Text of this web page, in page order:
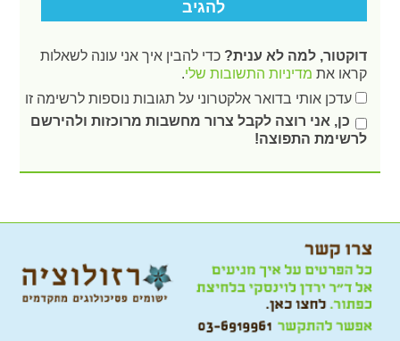
דוקטור, למה לא ענית? כדי להבין איך אני עונה לשאלות
קראו את מדיניות התשובות שלי.
עדכן אותי בדואר אלקטרוני על תגובות נוספות לרשימה זו
כן, אני רוצה לקבל צרור מחשבות מרוכזות ולהירשם
לרשימת התפוצה!